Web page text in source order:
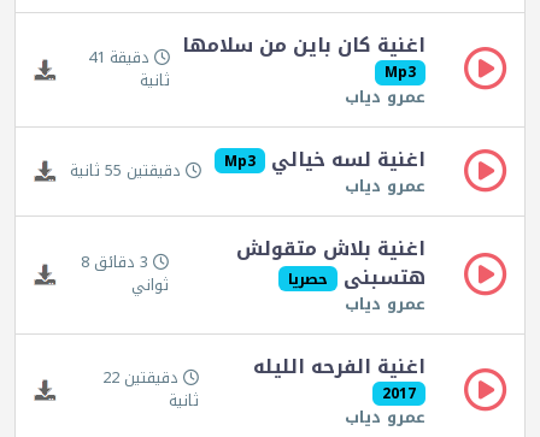
اغنية كان باين من سلامها
Mp3
عمرو دياب
دقيقة 41
ثانية
اغنية لسه خيالي Mp3
عمرو دياب دقيقتين 55 ثانية
اغنية بلاش متقولش
هتسبنى حصريا
عمرو دياب
3 دقائق 8
ثواني
اغنية الفرحه الليله
2017
عمرو دياب
دقيقتين 22
ثانية